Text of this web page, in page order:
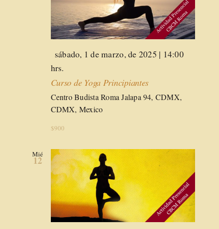
Destacado
sábado, 1 de marzo, de 2025 | 14:00
hrs.
Curso de Yoga Principiantes
Centro Budista RomaJalapa 94, CDMX,
CDMX, Mexico
$900
Mié
12